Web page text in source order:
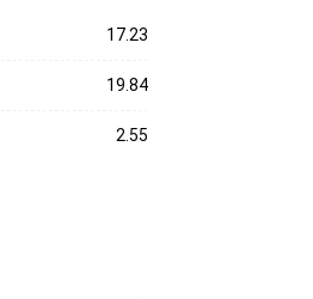
17.23
19.84
2.55